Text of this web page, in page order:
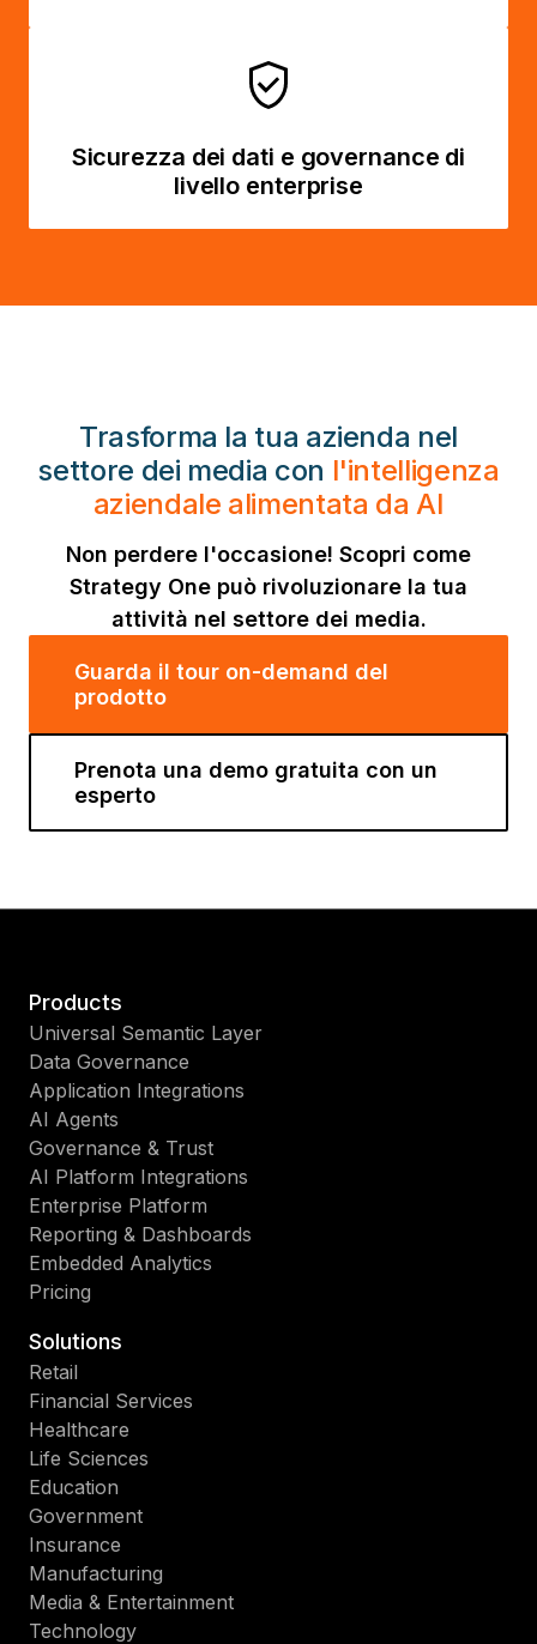
Sicurezza dei dati e governance di
livello enterprise
Trasforma la tua azienda nel
settore dei media con l'intelligenza
aziendale alimentata da AI
Non perdere l'occasione! Scopri come
Strategy One può rivoluzionare la tua
attività nel settore dei media.
Guarda il tour on-demand del
prodotto
Prenota una demo gratuita con un
esperto
Products
Universal Semantic Layer
Data Governance
Application Integrations
AI Agents
Governance & Trust
AI Platform Integrations
Enterprise Platform
Reporting & Dashboards
Embedded Analytics
Pricing
Solutions
Retail
Financial Services
Healthcare
Life Sciences
Education
Government
Insurance
Manufacturing
Media & Entertainment
Technology